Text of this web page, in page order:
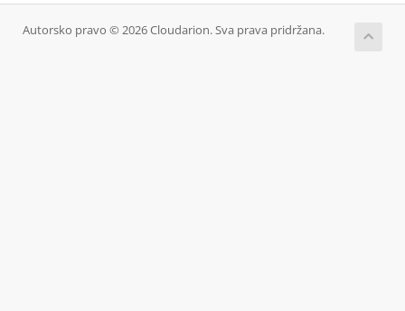
Autorsko pravo © 2026 Cloudarion. Sva prava pridržana.